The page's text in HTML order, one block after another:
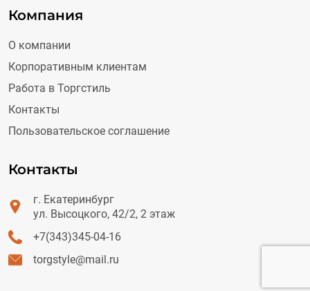
Компания
О компании
Корпоративным клиентам
Работа в Торгстиль
Контакты
Пользовательское соглашение
Контакты
г. Екатеринбург
ул. Высоцкого, 42/2, 2 этаж
+7(343)345-04-16
torgstyle@mail.ru